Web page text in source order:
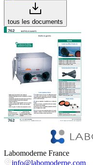
tous les documents
Labomoderne France
info@labomoderne.com